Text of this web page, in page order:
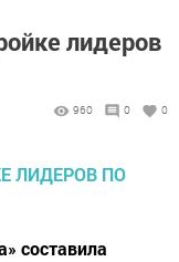
лидеров
960 0 0
составила